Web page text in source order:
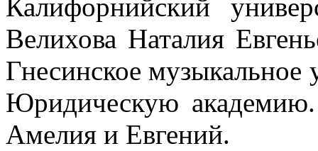
Калифорнийский
Велихова Наталия
Гнесинское
Юридическую академию.
Амелия и Евгений.